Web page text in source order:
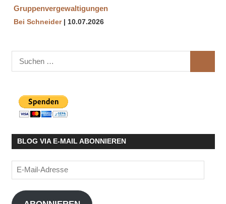
Gruppenvergewaltigungen
Bei Schneider 10.07.2026
Suchen
nach:
BLOG VIA E-MAIL ABONNIEREN
E-
Mail-
Adresse